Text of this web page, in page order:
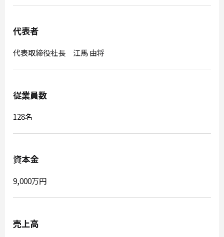
代表者
代表取締役社長 江馬 由将
従業員数
128名
資本金
9,000万円
売上高